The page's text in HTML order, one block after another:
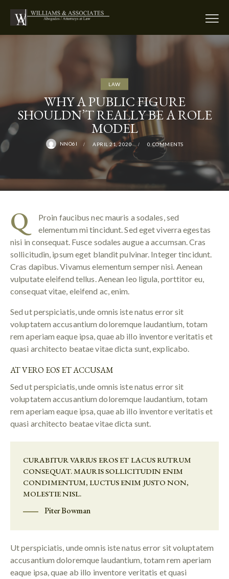
LAW
WHY A PUBLIC FIGURE
SHOULDN’T REALLY BE A ROLE
MODEL
NNO6I APRIL 21, 2020 0 COMMENTS
Q
Proin faucibus nec mauris a sodales, sed
elementum mi tincidunt. Sed eget viverra egestas
nisi in consequat. Fusce sodales augue a accumsan. Cras
sollicitudin, ipsum eget blandit pulvinar. Integer tincidunt.
Cras dapibus. Vivamus elementum semper nisi. Aenean
vulputate eleifend tellus. Aenean leo ligula, porttitor eu,
consequat vitae, eleifend ac, enim.
Sed ut perspiciatis, unde omnis iste natus error sit
voluptatem accusantium doloremque laudantium, totam
rem aperiam eaque ipsa, quae ab illo inventore veritatis et
quasi architecto beatae vitae dicta sunt, explicabo.
AT VERO EOS ET ACCUSAM
Sed ut perspiciatis, unde omnis iste natus error sit
voluptatem accusantium doloremque laudantium, totam
rem aperiam eaque ipsa, quae ab illo inventore veritatis et
quasi architecto beatae vitae dicta sunt.
CURABITUR VARIUS EROS ET LACUS RUTRUM
CONSEQUAT. MAURIS SOLLICITUDIN ENIM
CONDIMENTUM, LUCTUS ENIM JUSTO NON,
MOLESTIE NISL.
Piter Bowman
Ut perspiciatis, unde omnis iste natus error sit voluptatem
accusantium doloremque laudantium, totam rem aperiam
eaque ipsa, quae ab illo inventore veritatis et quasi